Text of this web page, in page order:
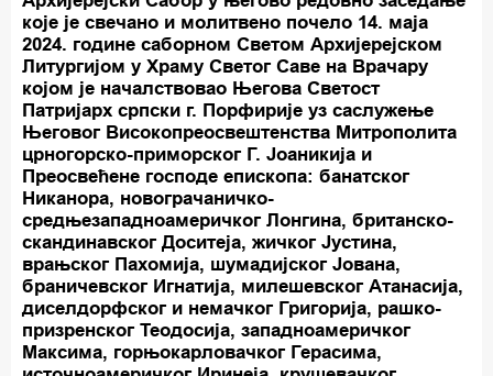
које је свечано и молитвено почело 14. маја
2024. године саборном Светом Архијерејском
Литургијом у Храму Светог Саве на Врачару
којом је началствовао Његова Светост
Патријарх српски г. Порфирије уз саслужење
Његовог Високопреосвештенства Митрополита
црногорско-приморског Г. Јоаникија и
Преосвећене господе епископа: банатског
Никанора, новограчаничко-
средњезападноамеричког Лонгина, британско-
скандинавског Доситеја, жичког Јустина,
врањског Пахомија, шумадијског Јована,
браничевског Игнатија, милешевског Атанасија,
диселдорфског и немачког Григорија, рашко-
призренског Теодосија, западноамеричког
Максима, горњокарловачког Герасима,